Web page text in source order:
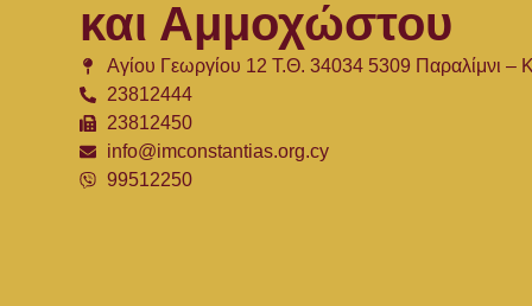
και Αμμοχώστου
Αγίου Γεωργίου 12 Τ.Θ. 34034 5309 Παραλίμνι –
23812444
23812450
info@imconstantias.org.cy
99512250